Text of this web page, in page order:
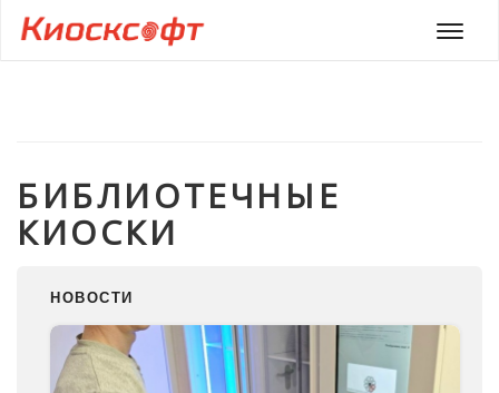
Меню
БИБЛИОТЕЧНЫЕ
КИОСКИ
НОВОСТИ